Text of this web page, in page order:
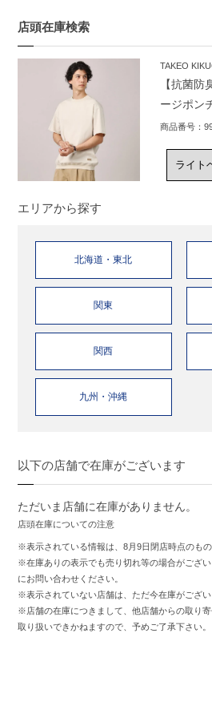
店頭在庫検索
TAKEO
【抗菌
ージポン
商品番号：
エリアから探す
北海道・東北
関東
関西
九州・沖縄
以下の店舗で在庫がございます
ただいま店舗に在庫がありません。
店頭在庫についての注意
※表示されている情報は、8月9日閉店時点のもの
※在庫ありの表示でも売り切れ等の場合がござ
にお問い合わせください。
※表示されていない店舗は、ただ今在庫がござい
※店舗の在庫につきまして、他店舗からの取り
取り扱いできかねますので、予めご了承下さい。